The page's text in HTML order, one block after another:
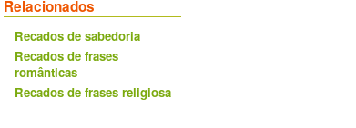
Relacionados
Recados de sabedoria
Recados de frases
românticas
Recados de frases religiosa